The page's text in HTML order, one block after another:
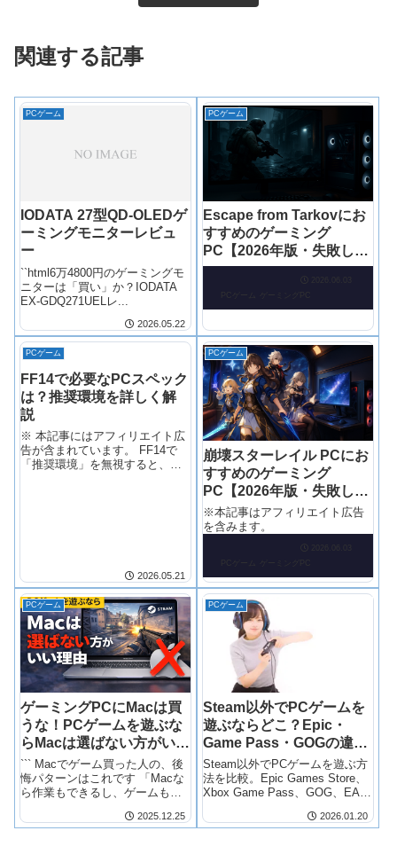
関連する記事
PCゲーム
IODATA 27型QD-OLEDゲ
ーミングモニターレビュ
ー
``html6万4800円のゲーミングモ
ニターは「買い」か？IODATA
EX-GDQ271UELレ...
2026.05.22
PCゲーム
Escape from Tarkovにお
すすめのゲーミング
PC【2026年版・失敗しな
い選び方】
PCゲーム
FF14で必要なPCスペック
は？推奨環境を詳しく解
説
※ 本記事にはアフィリエイト広
告が含まれています。 FF14で
「推奨環境」を無視すると、本
2026.05.21
PCゲーム
崩壊スターレイル PCにお
すすめのゲーミング
PC【2026年版・失敗しな
い選び方】
※本記事はアフィリエイト広告
を含みます。
PCゲーム
ゲーミングPCにMacは買
うな！PCゲームを遊ぶな
らMacは選ばない方がいい
理由
``` Macでゲーム買った人の、後
悔パターンはこれです 「Macな
ら作業もできるし、ゲームもで
MacBookやiMacを購入した人の
2025.12.25
PCゲーム
Steam以外でPCゲームを
遊ぶならどこ？Epic・
Game Pass・GOGの違い
を比較
Steam以外でPCゲームを遊ぶ方
法を比較。Epic Games Store、
Xbox Game Pass、GOG、EA
向いている人がわかります。
2026.01.20